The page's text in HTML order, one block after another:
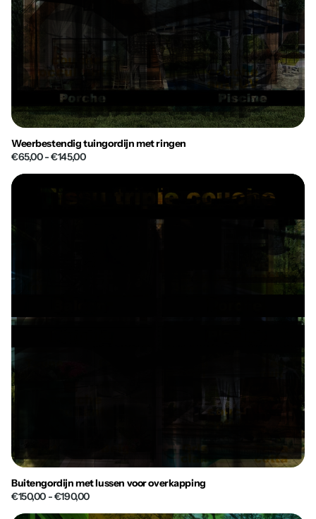
Weerbestendig tuingordijn met ringen
€65,00- €145,00
Buitengordijn met lussen voor overkapping
€150,00 - €190,00